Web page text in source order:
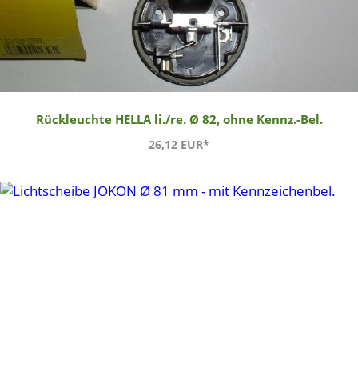
Rückleuchte HELLA li./re. Ø 82, ohne Kennz.-Bel.
26,12 EUR*